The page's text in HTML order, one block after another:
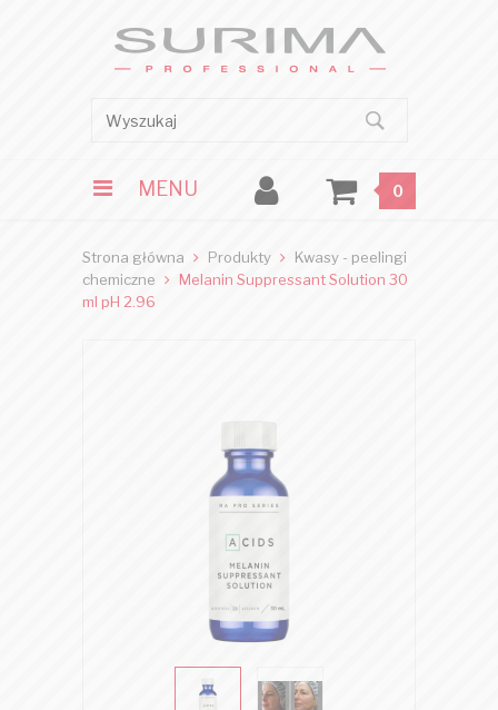
MENU 0
Strona główna Produkty
Kwasy - peelingi
chemiczne
Melanin Suppressant Solution 30
ml pH 2.96